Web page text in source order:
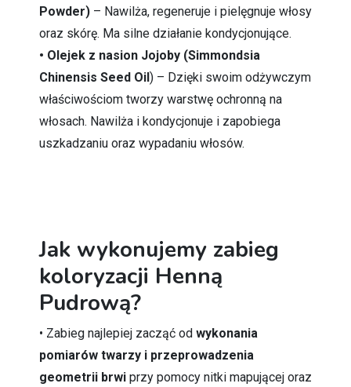
Powder) – Nawilża, regeneruje i pielęgnuje włosy
oraz skórę. Ma silne działanie kondycjonujące.
• Olejek z nasion Jojoby (Simmondsia
Chinensis Seed Oil ) – Dzięki swoim odżywczym
właściwościom tworzy warstwę ochronną na
włosach. Nawilża i kondycjonuje i zapobiega
uszkadzaniu oraz wypadaniu włosów.
Jak wykonujemy zabieg
koloryzacji Henną
Pudrową?
• Zabieg najlepiej zacząć od wykonania
pomiarów twarzy i przeprowadzenia
geometrii brwi przy pomocy nitki mapującej oraz